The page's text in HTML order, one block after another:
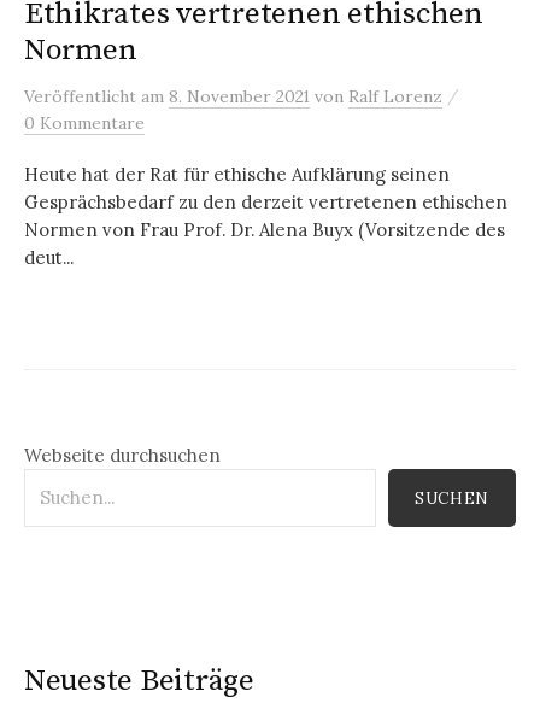
Ethikrates vertretenen ethischen
Normen
Veröffentlicht am 8. November 2021 von Ralf Lorenz /
0 Kommentare
Heute hat der Rat für ethische Aufklärung seinen
Gesprächsbedarf zu den derzeit vertretenen ethischen
Normen von Frau Prof. Dr. Alena Buyx (Vorsitzende des
deut...
Webseite durchsuchen
SUCHEN
Neueste Beiträge